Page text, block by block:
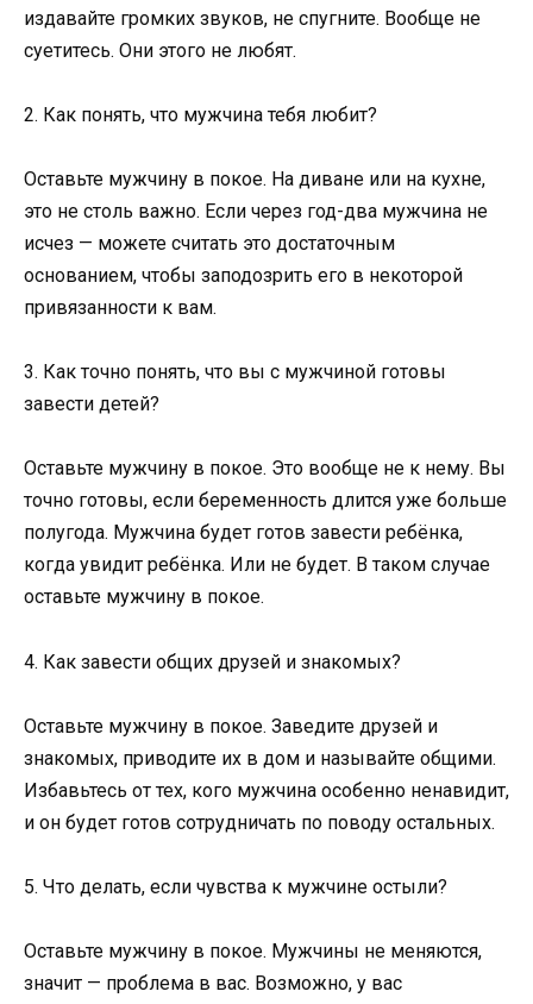
издавайте громких звуков, не спугните. Вообще не
суетитесь. Они этого не любят.
2. Как понять, что мужчина тебя любит?
Оставьте мужчину в покое. На диване или на кухне,
это не столь важно. Если через год-два мужчина не
исчез — можете считать это достаточным
основанием, чтобы заподозрить его в некоторой
привязанности к вам.
3. Как точно понять, что вы с мужчиной готовы
завести детей?
Оставьте мужчину в покое. Это вообще не к нему. Вы
точно готовы, если беременность длится уже больше
полугода. Мужчина будет готов завести ребёнка,
когда увидит ребёнка. Или не будет. В таком случае
оставьте мужчину в покое.
4. Как завести общих друзей и знакомых?
Оставьте мужчину в покое. Заведите друзей и
знакомых, приводите их в дом и называйте общими.
Избавьтесь от тех, кого мужчина особенно ненавидит,
и он будет готов сотрудничать по поводу остальных.
5. Что делать, если чувства к мужчине остыли?
Оставьте мужчину в покое. Мужчины не меняются,
значит — проблема в вас. Возможно, у вас